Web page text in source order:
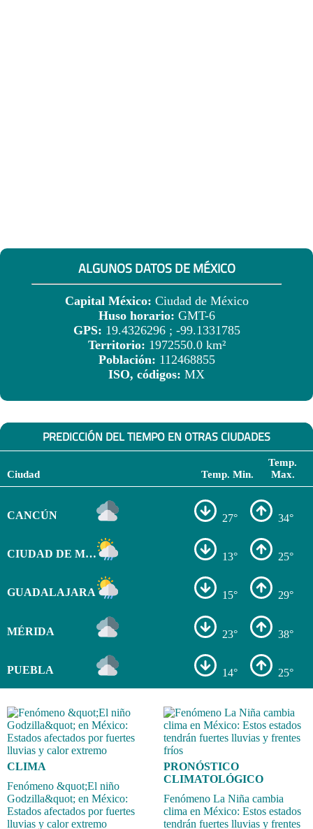
ALGUNOS DATOS DE MÉXICO
Capital México: Ciudad de México
Huso horario: GMT-6
GPS: 19.4326296 ; -99.1331785
Territorio: 1972550.0 km²
Población: 112468855
ISO, códigos: MX
PREDICCIÓN DEL TIEMPO EN OTRAS CIUDADES
Ciudad Temp. Min.
Temp.
Max.
CANCÚN 27° 34°
CIUDAD DE MÉXICO 13° 25°
GUADALAJARA 15° 29°
MÉRIDA 23° 38°
PUEBLA 14° 25°
CLIMA
Fenómeno &quot;El niño
Godzilla&quot; en México:
Estados afectados por fuertes
lluvias y calor extremo
PRONÓSTICO
CLIMATOLÓGICO
Fenómeno La Niña cambia
clima en México: Estos estados
tendrán fuertes lluvias y frentes